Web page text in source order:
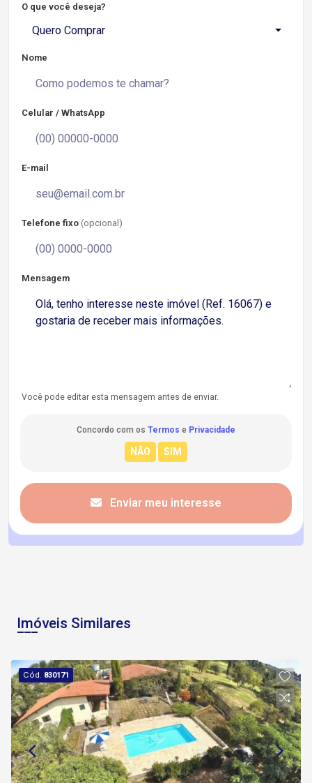
O que você deseja?
Quero Comprar
Nome
Celular / WhatsApp
E-mail
Telefone fixo (opcional)
Mensagem
Você pode editar esta mensagem antes de enviar.
Concordo com os Termos e Privacidade
Enviar meu interesse
Imóveis Similares
Cód. 830171